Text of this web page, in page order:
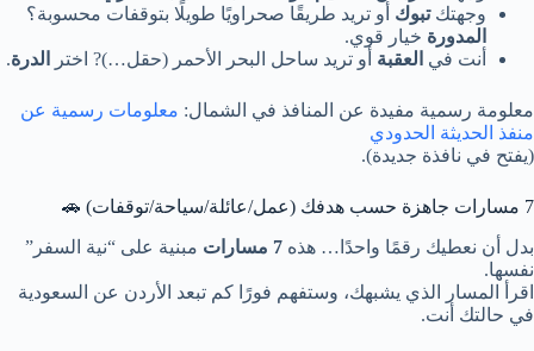
وجهتكتبوك أو تريد طريقًا صحراويًا طويلًا بتوقفات محسوبة؟
المدورة خيار قوي.
أنت في العقبة أو تريد ساحل البحر الأحمر (حقل…)? اختر الدرة.
معلومة رسمية مفيدة عن المنافذ في الشمال: معلومات رسمية عن
منفذ الحديثة الحدودي
(يفتح في نافذة جديدة).
7 مسارات جاهزة حسب هدفك (عمل/عائلة/سياحة/توقفات) 🚗
بدل أن نعطيك رقمًا واحدًا… هذه 7 مسارات
مبنية على “نية السفر”
نفسها.
اقرأ المسار الذي يشبهك، وستفهم فورًا كم تبعد الأردن عن السعودية
في حالتك أنت.